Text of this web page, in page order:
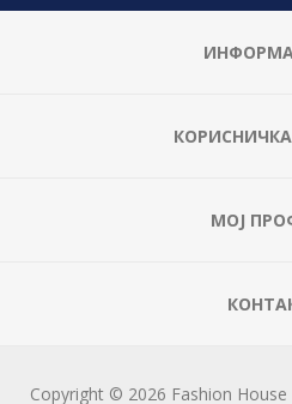
МОЈ
Copyright © 2026 Fashion